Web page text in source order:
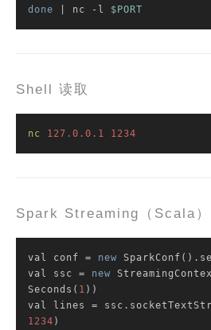
done | nc -l $PORT
Shell 读取
nc 127.0 .0 .1 1234
Spark Streaming（Scala）
val conf = new
val ssc = new
Seconds( 1 ))
val lines =
1234 )